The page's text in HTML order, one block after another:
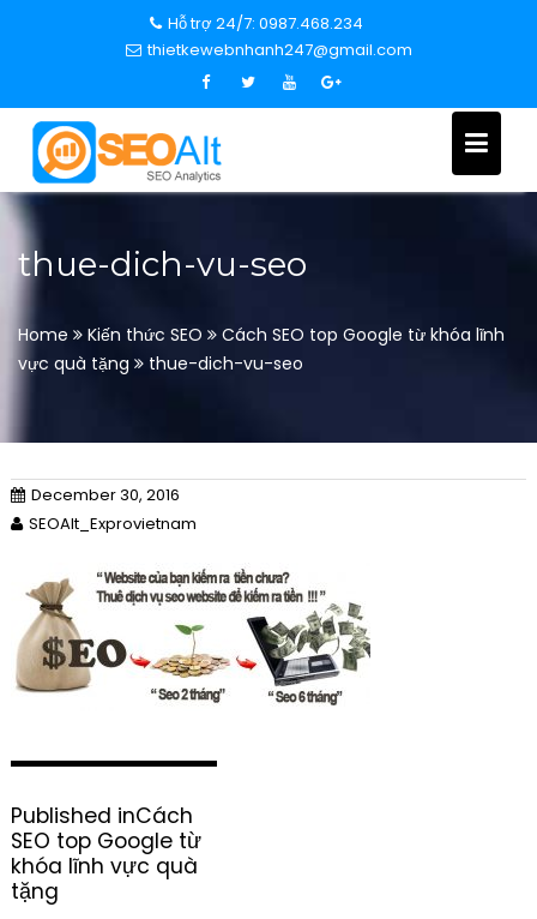
c
o
Hỗ trợ 24/7: 0987.468.234
thietkewebnhanh247@gmail.com
thue-dich-vu-seo
Home Kiến thức SEO
Cách SEO top Google từ khóa lĩnh
vực quà tặng
thue-dich-vu-seo
December 30, 2016
SEOAlt_Exprovietnam
o
s
t
n
Published inCách
SEO top Google từ
khóa lĩnh vực quà
tặng